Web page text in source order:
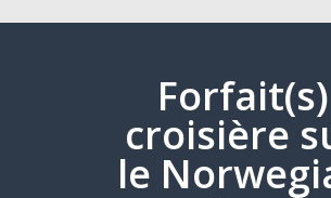
Forfait(s)
croisière
le